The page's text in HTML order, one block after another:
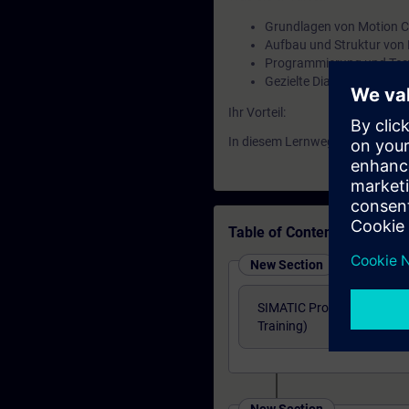
Grundlagen von Motion
Aufbau und Struktur
Programmierung und
Gezielte Diagnose und
Ihr Vorteil:
In diesem Lernweg erwerben
Table of Contents
New Section
SIMATIC Programming 1
Training)